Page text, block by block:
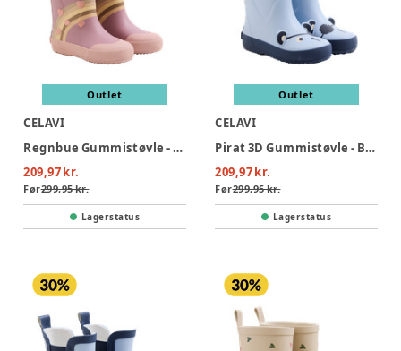
Outlet
CELAVI
Regnbue Gummistøvle - Nostalgia Rose
209,97 kr.
Før299,95 kr.
Lagerstatus
Outlet
CELAVI
Pirat 3D Gummistøvle - Blue Fog
209,97 kr.
Før299,95 kr.
Lagerstatus